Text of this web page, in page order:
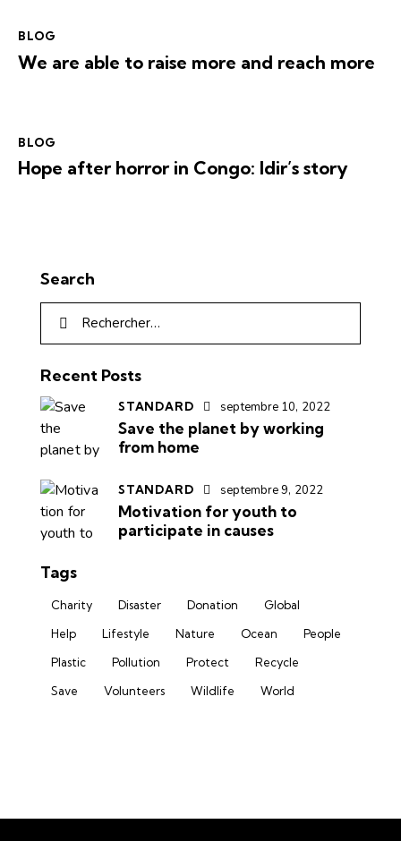
BLOG
We are able to raise more and reach more
BLOG
Hope after horror in Congo: Idir’s story
Search
Recent Posts
STANDARD septembre 10, 2022
Save the planet by working
from home
STANDARD septembre 9, 2022
Motivation for youth to
participate in causes
Tags
Charity Disaster Donation
Global
Help
Lifestyle Nature Ocean
People
Plastic
Pollution Protect
Recycle
Save
Volunteers Wildlife World